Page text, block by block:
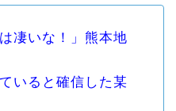
凄いな！」熊本地
いると確信した某